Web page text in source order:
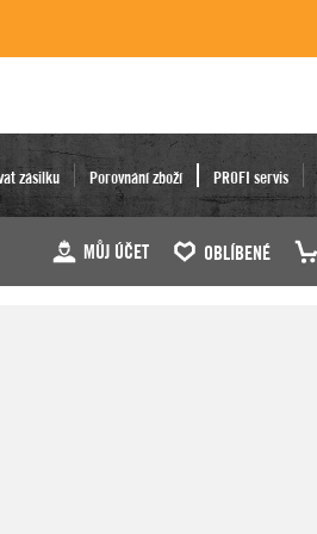
zásilku Porovnání zboží PROFI servis
MŮJ ÚČET OBLÍBENÉ